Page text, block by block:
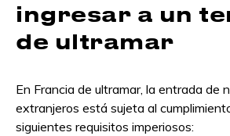
ingresar a un
de ultramar
En Francia de ultramar, la entrada de
extranjeros está sujeta al
siguientes requisitos imperiosos: